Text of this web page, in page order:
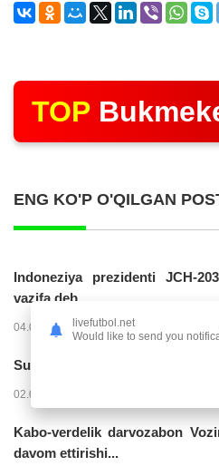
TOP
ENG KO'P O'QILGAN
Indoneziya prezidenti JCH-
vazifa deb...
04.08.2026 02:11 14307
Superliga. “Buxoro” -
02.08.2026 03:08
Kabo-verdelik darvozabon
davom ettirishi...
livefutbol.net
Would like to send you